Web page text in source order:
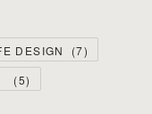
DESIGN
(7)
(5)